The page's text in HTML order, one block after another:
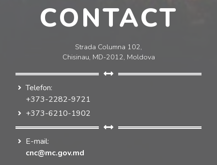
CONTACT
Strada Columna 102,
Chisinau, MD-2012, Moldova
Telefon:
+373-2282-9721
+373-6210-1902
E-mail:
cnc@mc.gov.md